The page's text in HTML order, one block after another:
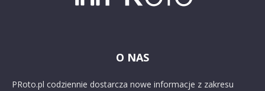
O NAS
PRoto.pl codziennie dostarcza nowe informacje z zakresu